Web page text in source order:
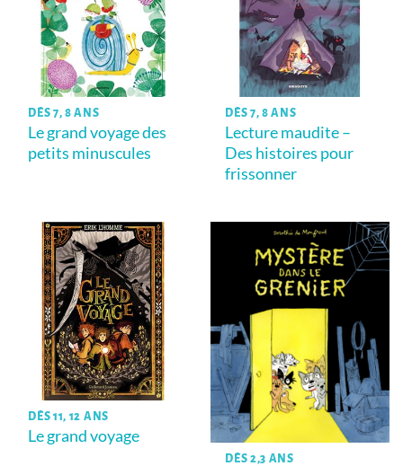
DÈS 7, 8 ANS
Le grand voyage des
petits minuscules
DÈS 7, 8 ANS
Lecture maudite –
Des histoires pour
frissonner
DÈS 11, 12 ANS
Le grand voyage
DÈS 2,3 ANS